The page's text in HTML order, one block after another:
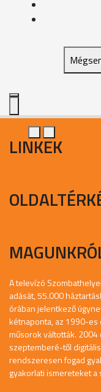
LINKEK
A televízó
adását, 55.000
órában jelentkező
kétnaponta, az 1990-es
műsorok váltották.
szeptemberé-től
rendszeresen fogad
gyakorlati ismereteket a